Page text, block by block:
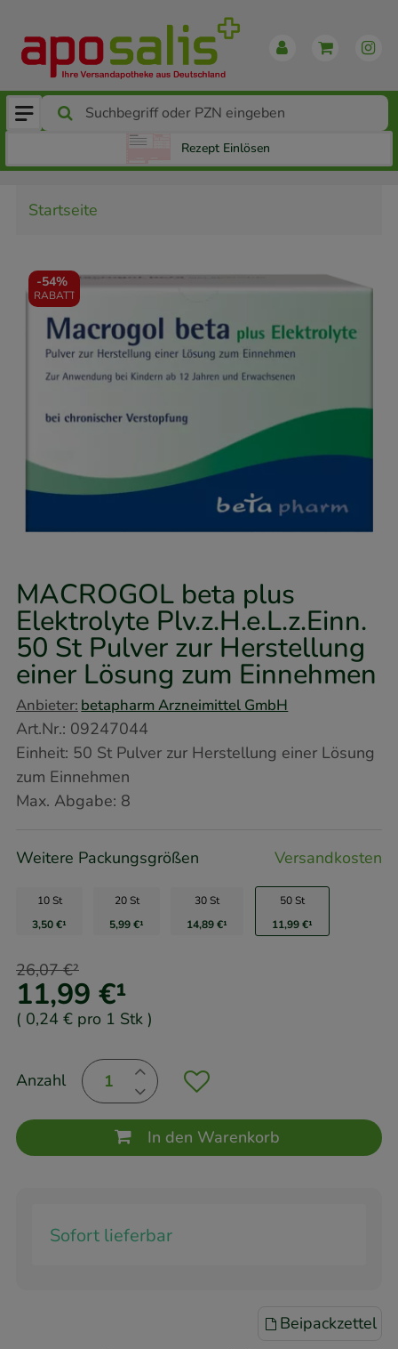
Rezept Einlösen
Startseite
-54%
RABATT
MACROGOL beta plus
Elektrolyte Plv.z.H.e.L.z.Einn.
50 St Pulver zur Herstellung
einer Lösung zum Einnehmen
Anbieter: betapharm Arzneimittel GmbH
Art.Nr.: 09247044
Einheit: 50 StPulver zur Herstellung einer Lösung
zum Einnehmen
Max. Abgabe: 8
Weitere Packungsgrößen Versandkosten
10 St
3,50 €¹
20 St
5,99 €¹
30 St
14,89 €¹
50 St
11,99 €¹
11,99 €¹
26,07 €²
( 0,24 € pro 1 Stk )
Anzahl
In den Warenkorb
Sofort lieferbar
Beipackzettel